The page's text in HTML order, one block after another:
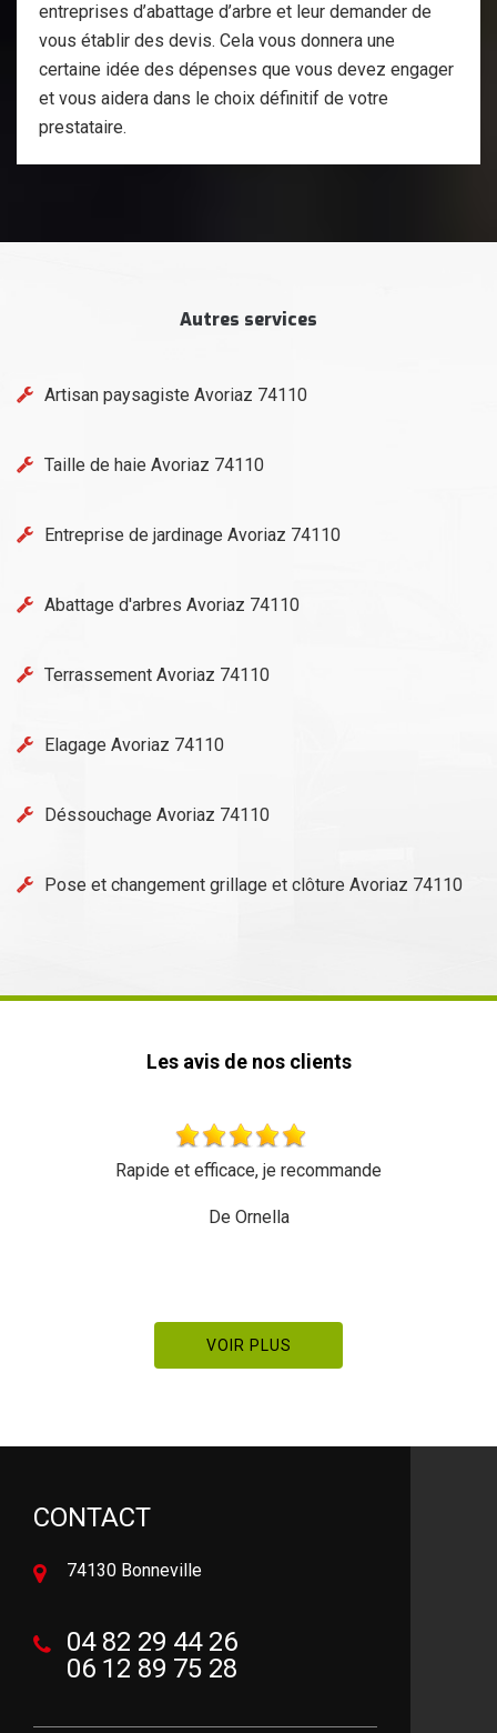
entreprises d’abattage d’arbre et leur demander de
vous établir des devis. Cela vous donnera une
certaine idée des dépenses que vous devez engager
et vous aidera dans le choix définitif de votre
prestataire.
Autres services
Artisan paysagiste Avoriaz 74110
Taille de haie Avoriaz 74110
Entreprise de jardinage Avoriaz 74110
Abattage d'arbres Avoriaz 74110
Terrassement Avoriaz 74110
Elagage Avoriaz 74110
Déssouchage Avoriaz 74110
Pose et changement grillage et clôture Avoriaz 74110
Les avis de nos clients
Très beau travail rien à redire
VOIR PLUS
CONTACT
74130 Bonneville
04 82 29 44 26
06 12 89 75 28